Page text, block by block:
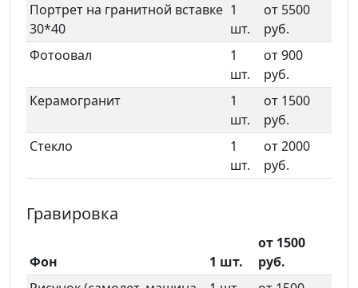
Портрет на гранитной вставке
30*40
1
шт.
от 5500
руб.
Фотоовал
1
шт.
от 900
руб.
Керамогранит
1
шт.
от 1500
руб.
Стекло
1
шт.
от 2000
руб.
Гравировка
Фон 1 шт.
от 1500
руб.